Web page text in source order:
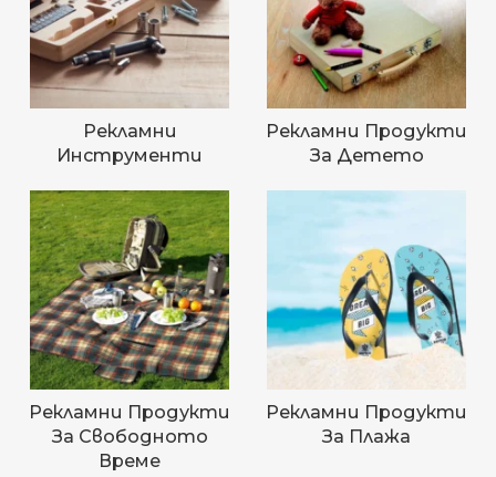
Рекламни
Инструменти
Рекламни Продукти
За Детето
Рекламни Продукти
За Свободното
Време
Рекламни Продукти
За Плажа